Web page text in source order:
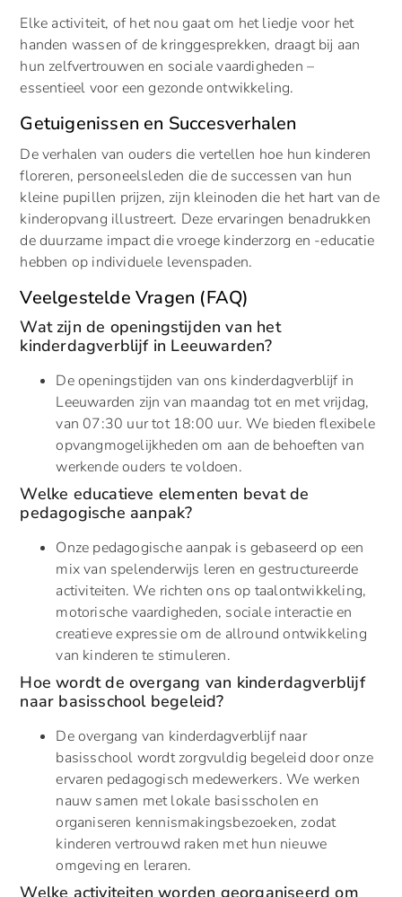
Elke activiteit, of het nou gaat om het liedje voor het
handen wassen of de kringgesprekken, draagt bij aan
hun zelfvertrouwen en sociale vaardigheden –
essentieel voor een gezonde ontwikkeling.
Getuigenissen en Succesverhalen
De verhalen van ouders die vertellen hoe hun kinderen
floreren, personeelsleden die de successen van hun
kleine pupillen prijzen, zijn kleinoden die het hart van de
kinderopvang illustreert. Deze ervaringen benadrukken
de duurzame impact die vroege kinderzorg en -educatie
hebben op individuele levenspaden.
Veelgestelde Vragen (FAQ)
Wat zijn de openingstijden van het
kinderdagverblijf in Leeuwarden?
De openingstijden van ons kinderdagverblijf in
Leeuwarden zijn van maandag tot en met vrijdag,
van 07:30 uur tot 18:00 uur. We bieden flexibele
opvangmogelijkheden om aan de behoeften van
werkende ouders te voldoen.
Welke educatieve elementen bevat de
pedagogische aanpak?
Onze pedagogische aanpak is gebaseerd op een
mix van spelenderwijs leren en gestructureerde
activiteiten. We richten ons op taalontwikkeling,
motorische vaardigheden, sociale interactie en
creatieve expressie om de allround ontwikkeling
van kinderen te stimuleren.
Hoe wordt de overgang van kinderdagverblijf
naar basisschool begeleid?
De overgang van kinderdagverblijf naar
basisschool wordt zorgvuldig begeleid door onze
ervaren pedagogisch medewerkers. We werken
nauw samen met lokale basisscholen en
organiseren kennismakingsbezoeken, zodat
kinderen vertrouwd raken met hun nieuwe
omgeving en leraren.
Welke activiteiten worden georganiseerd om